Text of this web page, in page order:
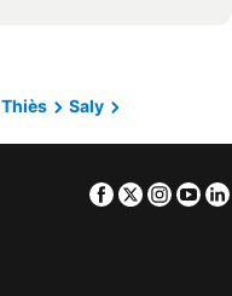
Thiès
Saly
Facebook
Twitter